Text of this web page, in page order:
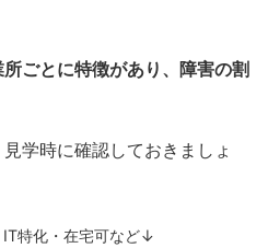
ごとに特徴があり、障害の割
学時に確認しておきましょ
特化・在宅可など↓